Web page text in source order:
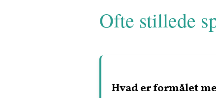
Ofte stillede
Hvad er formålet